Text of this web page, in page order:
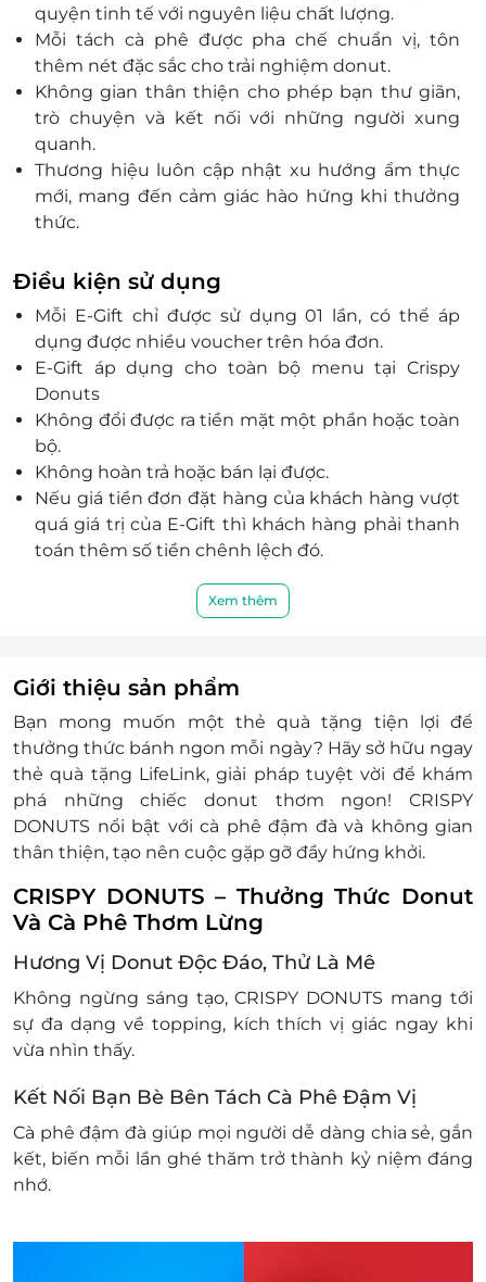
quyện tinh tế với nguyên liệu chất lượng.
Mỗi tách cà phê được pha chế chuẩn vị, tôn
thêm nét đặc sắc cho trải nghiệm donut.
Không gian thân thiện cho phép bạn thư giãn,
trò chuyện và kết nối với những người xung
quanh.
Thương hiệu luôn cập nhật xu hướng ẩm thực
mới, mang đến cảm giác hào hứng khi thưởng
thức.
trình ẩm thực phong phú và đặc sắc.
Điều kiện sử dụng
Mỗi E-Gift chỉ được sử dụng 01 lần, có thể áp
dụng được nhiều voucher trên hóa đơn.
E-Gift áp dụng cho toàn bộ menu tại Crispy
Donuts
Không đổi được ra tiền mặt một phần hoặc toàn
bộ.
Không hoàn trả hoặc bán lại được.
Nếu giá tiền đơn đặt hàng của khách hàng vượt
quá giá trị của E-Gift thì khách hàng phải thanh
toán thêm số tiền chênh lệch đó.
Khách hàng có trách nhiệm bảo mật thông tin
mã thẻ quà tặng sau khi đặt mua. LifeLink sẽ
không chịu trách nhiệm hoàn trả các mã thẻ bị
mất hoặc ở trạng thái "đã sử dụng" với bất kỳ lý
do gì.
LifeLink không chịu trách nhiệm đối với chất
lượng của sản phẩm được cung cấp cũng như
đối với các tranh chấp về sau giữa khách hàng và
nhà cung cấp.
LifeLink có quyền sửa chữa hoặc thay đổi điều
báo trước.
Xem thêm
Giới thiệu sản phẩm
Bạn mong muốn một thẻ quà tặng tiện lợi để
thưởng thức bánh ngon mỗi ngày? Hãy sở hữu ngay
thẻ quà tặng LifeLink, giải pháp tuyệt vời để khám
phá những chiếc donut thơm ngon! CRISPY
DONUTS nổi bật với cà phê đậm đà và không gian
thân thiện, tạo nên cuộc gặp gỡ đầy hứng khởi.
CRISPY DONUTS – Thưởng Thức Donut
Và Cà Phê Thơm Lừng
Hương Vị Donut Độc Đáo, Thử Là Mê
Không ngừng sáng tạo, CRISPY DONUTS mang tới
sự đa dạng về topping, kích thích vị giác ngay khi
vừa nhìn thấy.
Kết Nối Bạn Bè Bên Tách Cà Phê Đậm Vị
Cà phê đậm đà giúp mọi người dễ dàng chia sẻ, gắn
kết, biến mỗi lần ghé thăm trở thành kỷ niệm đáng
nhớ.